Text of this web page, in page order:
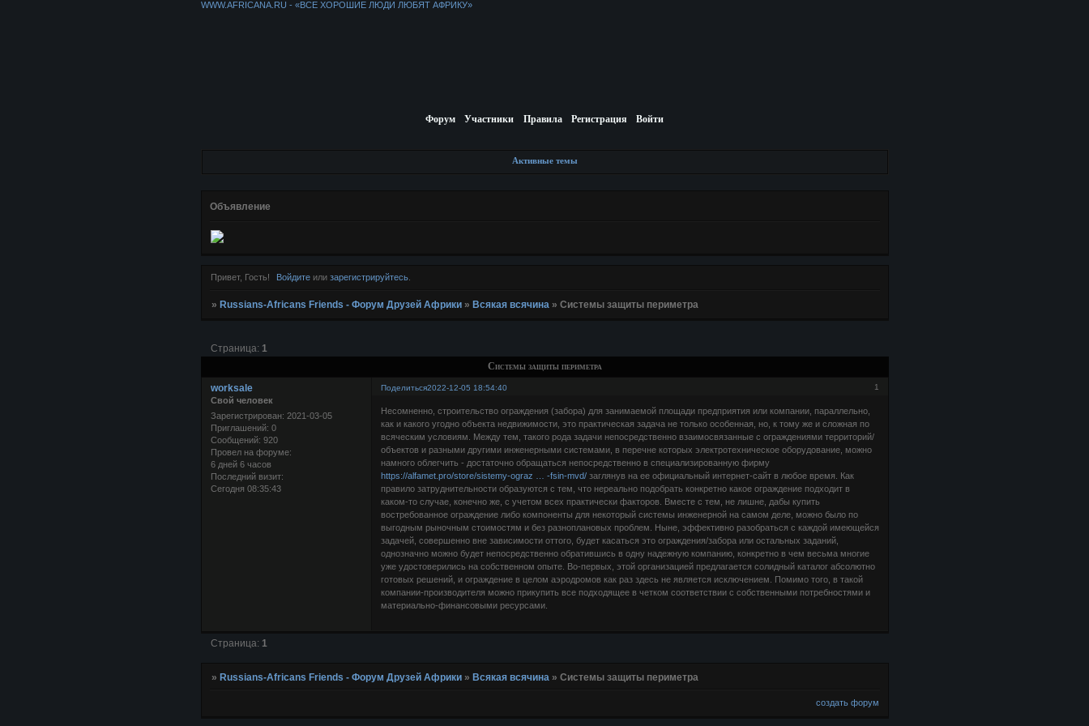
WWW.AFRICANA.RU - «ВСЕ ХОРОШИЕ ЛЮДИ ЛЮБЯТ АФРИКУ»
Форум Участники Правила Регистрация Войти
Активные темы
Объявление
Привет, Гость! Войдите или зарегистрируйтесь
» Russians-Africans Friends - Форум Друзей Африки » Всякая всячина » Системы защиты периметра
Системы защиты периметра
Страница: 1
Поделиться 1
2022-12-05 18:54:40
worksale
Свой человек
Зарегистрирован: 2021-03-05
Приглашений: 0
Сообщений: 920
Провел на форуме:
6 дней 6 часов
Последний визит:
Сегодня 08:35:43
Несомненно, строительство ограждения (забора) для занимаемой площади предприятия или компании, параллельно,
как и какого угодно объекта недвижимости, это практическая задача не только особенная, но, к тому же и сложная по
всяческим условиям. Между тем, такого рода задачи непосредственно взаимосвязанные с ограждениями территорий/
объектов и разными другими инженерными системами, в перечне которых электротехническое оборудование, можно
намного облегчить - достаточно обращаться непосредственно в специализированную фирму
https://alfamet.pro/store/sistemy-ograz … -fsin-mvd/заглянув на ее официальный интернет-сайт в любое время. Как
правило затруднительности образуются с тем, что нереально подобрать конкретно какое ограждение подходит в
каком-то случае, конечно же, с учетом всех практически факторов. Вместе с тем, не лишне, дабы купить
востребованное ограждение либо компоненты для некоторый системы инженерной на самом деле, можно было по
выгодным рыночным стоимостям и без разноплановых проблем. Ныне, эффективно разобраться с каждой имеющейся
задачей, совершенно вне зависимости оттого, будет касаться это ограждения/забора или остальных заданий,
однозначно можно будет непосредственно обратившись в одну надежную компанию, конкретно в чем весьма многие
уже удостоверились на собственном опыте. Во-первых, этой организацией предлагается солидный каталог абсолютно
готовых решений, и ограждение в целом аэродромов как раз здесь не является исключением. Помимо того, в такой
компании-производителя можно прикупить все подходящее в четком соответствии с собственными потребностями и
материально-финансовыми ресурсами.
Страница: 1
» Russians-Africans Friends - Форум Друзей Африки » Всякая всячина » Системы защиты периметра
создать форум